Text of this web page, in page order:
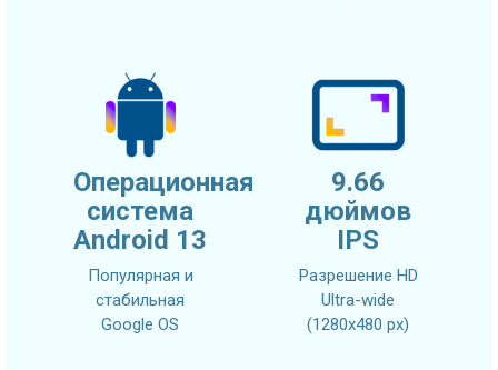
Операционная
система
Android 13
Популярная и
стабильная
Google OS
9.66
дюймов
IPS
Разрешение HD
Ultra-wide
(1280х480 px)